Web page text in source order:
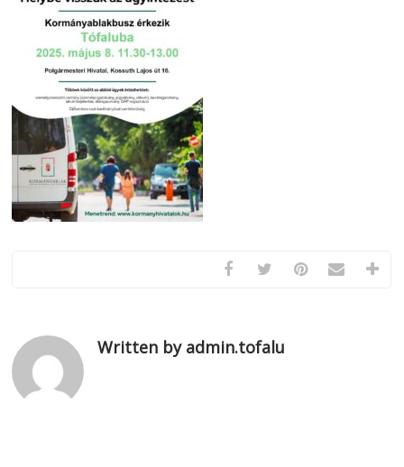
Written by admin.tofalu